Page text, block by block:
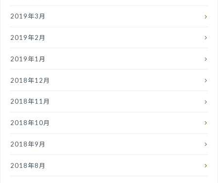
2019年3月
2019年2月
2019年1月
2018年12月
2018年11月
2018年10月
2018年9月
2018年8月